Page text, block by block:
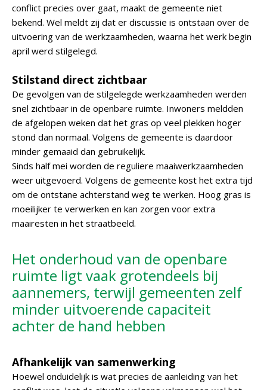
conflict precies over gaat, maakt de gemeente niet
bekend. Wel meldt zij dat er discussie is ontstaan over de
uitvoering van de werkzaamheden, waarna het werk begin
april werd stilgelegd.
Stilstand direct zichtbaar
De gevolgen van de stilgelegde werkzaamheden werden
snel zichtbaar in de openbare ruimte. Inwoners meldden
de afgelopen weken dat het gras op veel plekken hoger
stond dan normaal. Volgens de gemeente is daardoor
minder gemaaid dan gebruikelijk.
Sinds half mei worden de reguliere maaiwerkzaamheden
weer uitgevoerd. Volgens de gemeente kost het extra tijd
om de ontstane achterstand weg te werken. Hoog gras is
moeilijker te verwerken en kan zorgen voor extra
maairesten in het straatbeeld.
Het onderhoud van de openbare
ruimte ligt vaak grotendeels bij
aannemers, terwijl gemeenten zelf
minder uitvoerende capaciteit
achter de hand hebben
Afhankelijk van samenwerking
Hoewel onduidelijk is wat precies de aanleiding van het